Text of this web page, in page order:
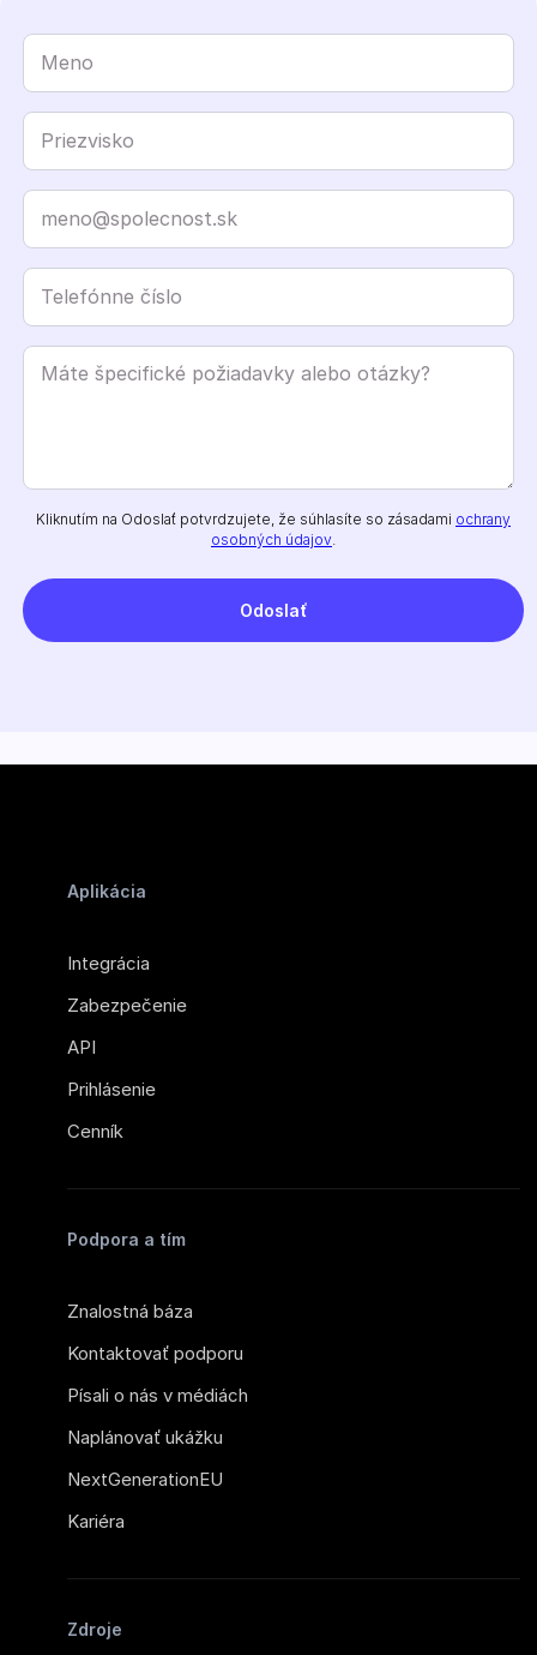
Kliknutím na Odoslať potvrdzujete, že súhlasíte so zásadami ochrany
osobných údajov.
Aplikácia
Integrácia
Zabezpečenie
API
Prihlásenie
Cenník
Podpora a tím
Znalostná báza
Kontaktovať podporu
Písali o nás v médiách
Naplánovať ukážku
NextGenerationEU
Kariéra
Zdroje